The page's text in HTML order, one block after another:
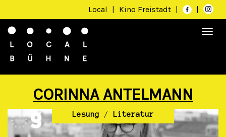
Local | Kino Freistadt | |
CORINNA ANTELMANN
Lesung / Literatur